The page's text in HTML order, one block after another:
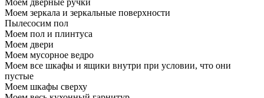
Моем дверные ручки
Моем зеркала и зеркальные поверхности
Пылесосим пол
Моем пол и плинтуса
Моем двери
Моем мусорное ведро
Моем все шкафы и ящики внутри при условии, что они
пустые
Моем шкафы сверху